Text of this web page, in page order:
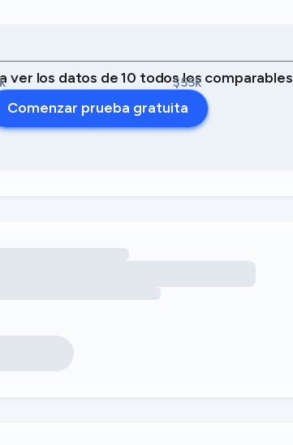
$55k
ver los datos de 10 todos los comparables
Comenzar prueba gratuita
servicios